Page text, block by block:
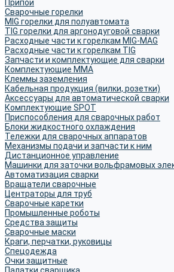
Припои
Сварочные горелки
MIG горелки для полуавтомата
TIG горелки для аргонодуговой сварки
Расходные части к горелкам MIG-MAG
Расходные части к горелкам TIG
Запчасти и комплектующие для сварки
Комплектующие ММА
Клеммы заземления
Кабельная продукция (вилки, розетки)
Аксессуары для автоматической сварки
Комплектующие SPOT
Приспособления для сварочных работ
Блоки жидкостного охлаждения
Тележки для сварочных аппаратов
Механизмы подачи и запчасти к ним
Дистанционное управление
Машинки для заточки вольфрамовых
Автоматизация сварки
Вращатели сварочные
Центраторы для труб
Сварочные каретки
Промышленные роботы
Средства защиты
Сварочные маски
Краги, перчатки, руковицы
Спецодежда
Очки защитные